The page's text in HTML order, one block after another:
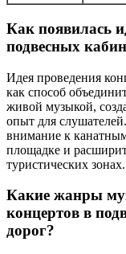
Как появилась
подвесных
Идея проведения
как способ
живой музыкой,
опыт для
внимание к
площадке и
туристических зонах.
Какие жанры
концертов в
дорог?